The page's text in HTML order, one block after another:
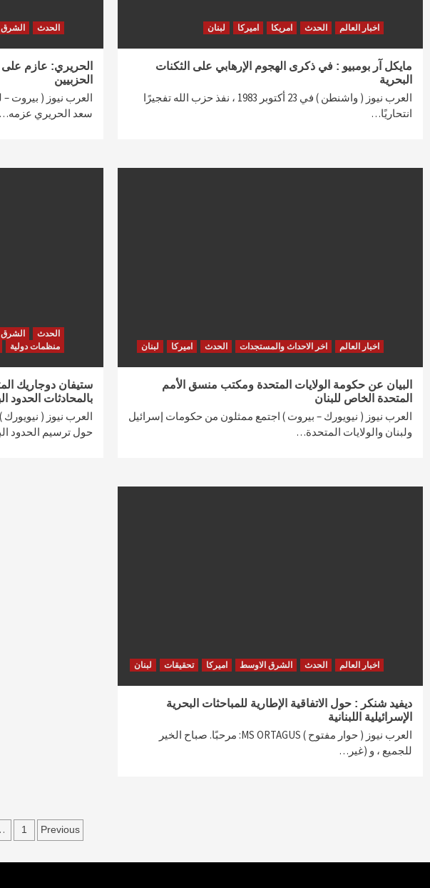
اخبار العالم الحدث امريكا اميركا لبنان
مايكل آر بومبيو : في ذكرى الهجوم الإرهابي على الثكنات
البحرية
العرب نيوز ( واشنطن ) في 23 أكتوبر 1983 ، نفذ حزب الله تفجيرًا
انتحاريًا…
الحدث
الحريري: عازم
الحزبيين
العرب نيوز ( بيروت
سعد الحريري عزمه…
اخبار العالم اخر الاحداث والمستجدات الحدث اميركا لبنان
البيان عن حكومة الولايات المتحدة ومكتب منسق الأمم
المتحدة الخاص للبنان
العرب نيوز ( نيويورك – بيروت ) اجتمع ممثلون من حكومات إسرائيل
ولبنان والولايات المتحدة…
الحدث
منظمات دولية
ستيفان دوجاريك
بالمحادثات الحدود
العرب نيوز (
حول ترسيم الحدود
اخبار العالم الحدث الشرق الاوسط اميركا تحقيقات لبنان
ديفيد شنكر : حول الاتفاقية الإطارية للمباحثات البحرية
الإسرائيلية اللبنانية
العرب نيوز ( حوار مفتوح ) MS ORTAGUS: مرحبًا. صباح الخير
للجميع ، و (غير…
Posts
Previous
1